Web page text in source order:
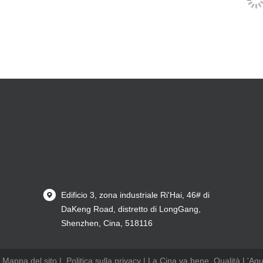
Edificio 3, zona industriale Ri'Hai, 46# di